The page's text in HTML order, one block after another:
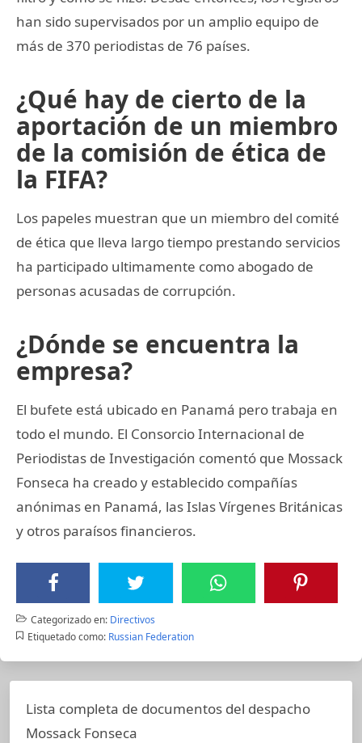
han sido supervisados por un amplio equipo de
más de 370 periodistas de 76 países.
¿Qué hay de cierto de la
aportación de un miembro
de la comisión de ética de
la FIFA?
Los papeles muestran que un miembro del comité
de ética que lleva largo tiempo prestando servicios
ha participado ultimamente como abogado de
personas acusadas de corrupción.
¿Dónde se encuentra la
empresa?
El bufete está ubicado en Panamá pero trabaja en
todo el mundo. El Consorcio Internacional de
Periodistas de Investigación comentó que Mossack
Fonseca ha creado y establecido compañías
anónimas en Panamá, las Islas Vírgenes Británicas
y otros paraísos financieros.
Categorizado en: Directivos
Etiquetado como: Russian Federation
Lista completa de documentos del despacho
Mossack Fonseca